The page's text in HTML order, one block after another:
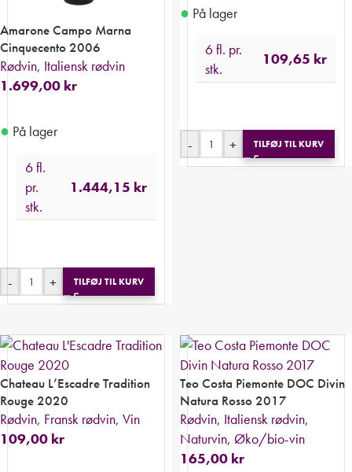
Amarone Campo Marna
Cinquecento 2006
Rødvin, Italiensk rødvin
1.699,00 kr
● På lager
6 fl.
pr.
stk.
1.444,15 kr
- + TILFØJ TIL KURV
● På lager
6 fl. pr.
stk.
109,65 kr
- + TILFØJ TIL KURV
Chateau L’Escadre Tradition
Rouge 2020
Rødvin, Fransk rødvin, Vin
109,00 kr
Teo Costa Piemonte DOC Divin
Natura Rosso 2017
Rødvin, Italiensk rødvin,
Naturvin, Øko/bio-vin
165,00 kr